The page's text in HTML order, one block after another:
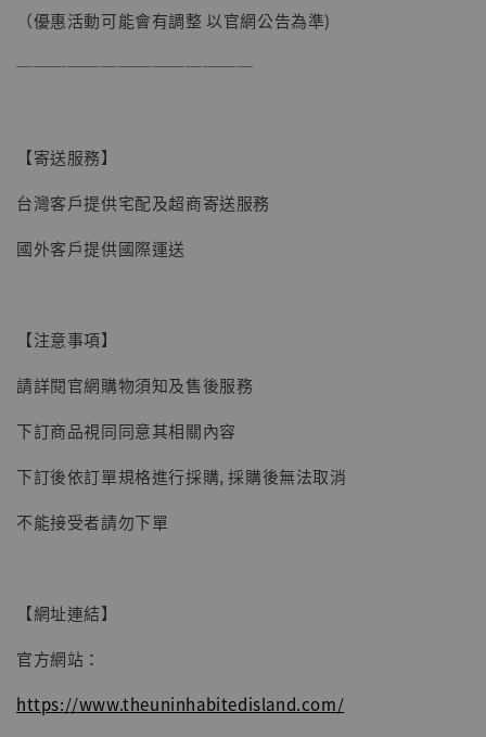
【現貨】BJSTUDIO 1/6系列可動蒐藏人偶 讓
NT$ 4,980
NT$ 5,300
加入購物車
（優惠活動可能會有調整 以官網公告為準)
──────────────
【寄送服務】
台灣客戶提供宅配及超商寄送服務
國外客戶提供國際運送
【注意事項】
請詳閱官網購物須知及售後服務
下訂商品視同同意其相關內容
下訂後依訂單規格進行採購, 採購後無法取消
不能接受者請勿下單
【網址連結】
官方網站：
https://www.theuninhabitedisland.com/